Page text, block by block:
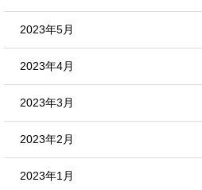
2023年5月
2023年4月
2023年3月
2023年2月
2023年1月